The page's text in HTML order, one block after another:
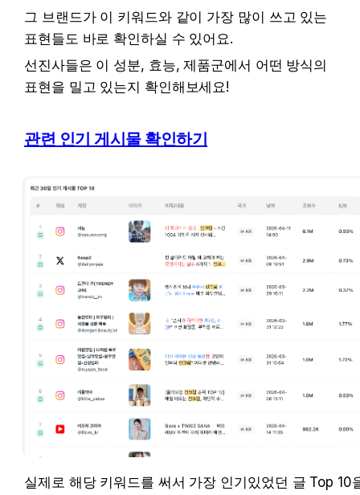
그 브랜드가 이 키워드와 같이 가장 많이 쓰고 있는
표현들도 바로 확인하실 수 있어요.
선진사들은 이 성분, 효능, 제품군에서 어떤 방식의
표현을 밀고 있는지 확인해보세요!
관련 인기 게시물 확인하기
실제로 해당 키워드를 써서 가장 인기있었던 글 Top 10